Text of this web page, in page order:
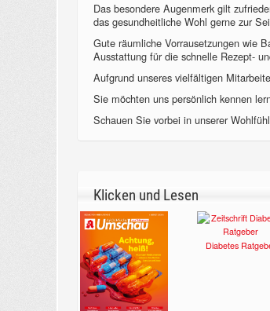
Das besondere Augenmerk gilt
das gesundheitliche Wohl gerne zur
Gute räumliche Vorrausetzungen wie
Ausstattung für die schnelle Rezept-
Aufgrund unseres vielfältigen
Sie möchten uns persönlich kennen
Schauen Sie vorbei in unserer
Klicken und Lesen
Diabetes